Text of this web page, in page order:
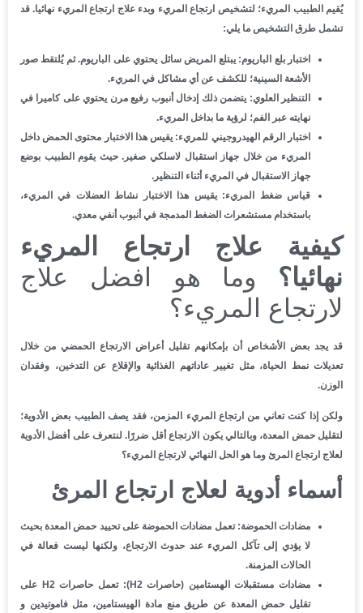
يُقيم الطبيب المريء؛ لتشخيص ارتجاع المريء وبدء علاج ارتجاع المريء نهائيا. قد
تشمل طرق التشخيص ما يلي:
اختبار بلع الباريوم: يبتلع المريض سائل يحتوي على الباريوم. ثم يُلتقط صور
الأشعة السينية؛ للكشف عن أي مشاكل في المريء.
التنظير العلوي: يتضمن ذلك إدخال أنبوب رفيع مرن يحتوي على كاميرا في
نهايته عبر الفم؛ لرؤية ما بداخل المريء.
اختبار الرقم الهيدروجيني للمريء: يقيس هذا الاختبار محتوى الحمض داخل
المريء من خلال جهاز استقبال لاسلكي صغير. حيث يقوم الطبيب بوضع
جهاز الاستقبال في المريء أثناء التنظير.
قياس ضغط المريء:يقيس هذا الاختبار نشاط العضلات في المريء،
باستخدام مستشعرات الضغط المدمجة في أنبوب أنفي معدي.
كيفية علاج ارتجاع المريء
نهائيا؟ وما هو افضل علاج
لارتجاع المريء؟
قد يجد بعض الأشخاص أن بإمكانهم تقليل أعراض الارتجاع الحمضي من خلال
تعديلات نمط الحياة، مثل تغيير عاداتهم الغذائية والإقلاع عن التدخين، وفقدان
الوزن.
ولكن إذا كنت تعاني من ارتجاع المريء المزمن، فقد يصف الطبيب بعض الأدوية؛
لتقليل حمض المعدة، وبالتالي يكون الارتجاع أقل ضررًا. لنتعرف على أفضل الأدوية
لعلاج ارتجاع المرئ وما هو الحل النهائي لارتجاع المريء؟
أسماء أدوية لعلاج ارتجاع المرئ
مضادات الحموضة: تعمل مضادات الحموضة على تحييد حمض المعدة بحيث
لا يؤدي إلى تآكل المريء عند حدوث الارتجاع، ولكنها ليست فعالة في
الحالات المزمنة.
مضادات مستقبلات الهستامين (حاصرات H2):
تعمل حاصرات H2 على
تقليل حمض المعدة عن طريق منع مادة الهيستامين، مثل فاموتيدين و